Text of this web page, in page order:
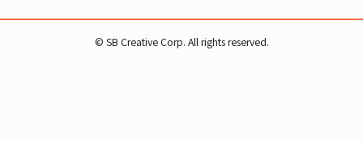
© SB Creative Corp. All rights reserved.